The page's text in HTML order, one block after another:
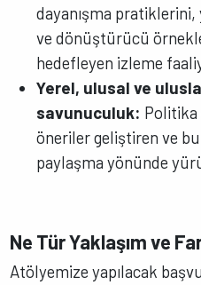
dayanışma pratiklerini,
ve dönüştürücü
hedefleyen izleme
Yerel, ulusal ve
savunuculuk:
öneriler geliştiren ve
paylaşma yönünde
Ne Tür Yaklaşım ve
Atölyemize yapılacak